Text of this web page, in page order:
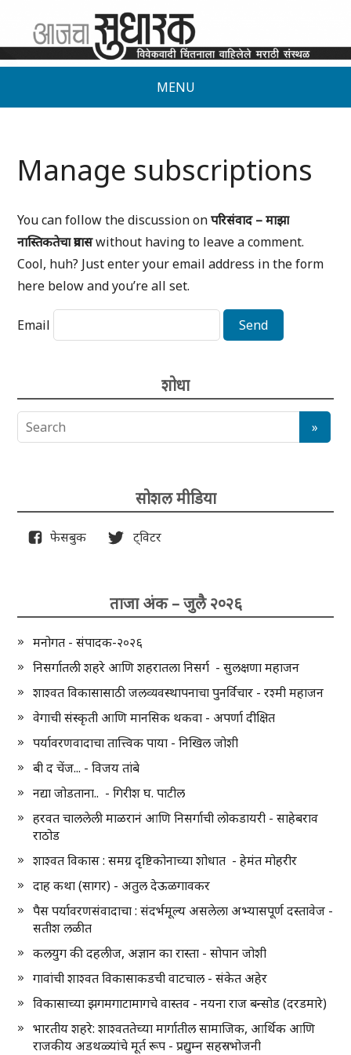
MENU
Manage subscriptions
You can follow the discussion onपरिसंवाद – माझा
नास्तिकतेचा प्रवासwithout having to leave a comment.
Cool, huh? Just enter your email address in the form
here below and you’re all set.
Email
शोधा
सोशल मीडिया
फेसबुक ट्विटर
ताजा अंक – जुलै २०२६
मनोगत - संपादक-२०२६
निसर्गातली शहरे आणि शहरातला निसर्ग - सुलक्षणा महाजन
शाश्वत विकासासाठी जलव्यवस्थापनाचा पुनर्विचार - रश्मी महाजन
वेगाची संस्कृती आणि मानसिक थकवा - अपर्णा दीक्षित
पर्यावरणवादाचा तात्त्विक पाया - निखिल जोशी
बी द चेंज... - विजय तांबे
नद्या जोडताना.. - गिरीश घ. पाटील
हरवत चाललेली माळरानं आणि निसर्गाची लोकडायरी - साहेबराव
राठोड
शाश्वत विकास : समग्र दृष्टिकोनाच्या शोधात - हेमंत मोहरीर
दाह कथा (सागर) - अतुल देऊळगावकर
पैस पर्यावरणसंवादाचा : संदर्भमूल्य असलेला अभ्यासपूर्ण दस्तावेज -
सतीश लळीत
कलयुग की दहलीज, अज्ञान का रास्ता - सोपान जोशी
गावांची शाश्वत विकासाकडची वाटचाल - संकेत अहेर
विकासाच्या झगमगाटामागचे वास्तव - नयना राज बन्सोड (दरडमारे)
भारतीय शहरे: शाश्वततेच्या मार्गातील सामाजिक, आर्थिक आणि
राजकीय अडथळ्यांचे मूर्त रूप - प्रद्युम्न सहस्रभोजनी